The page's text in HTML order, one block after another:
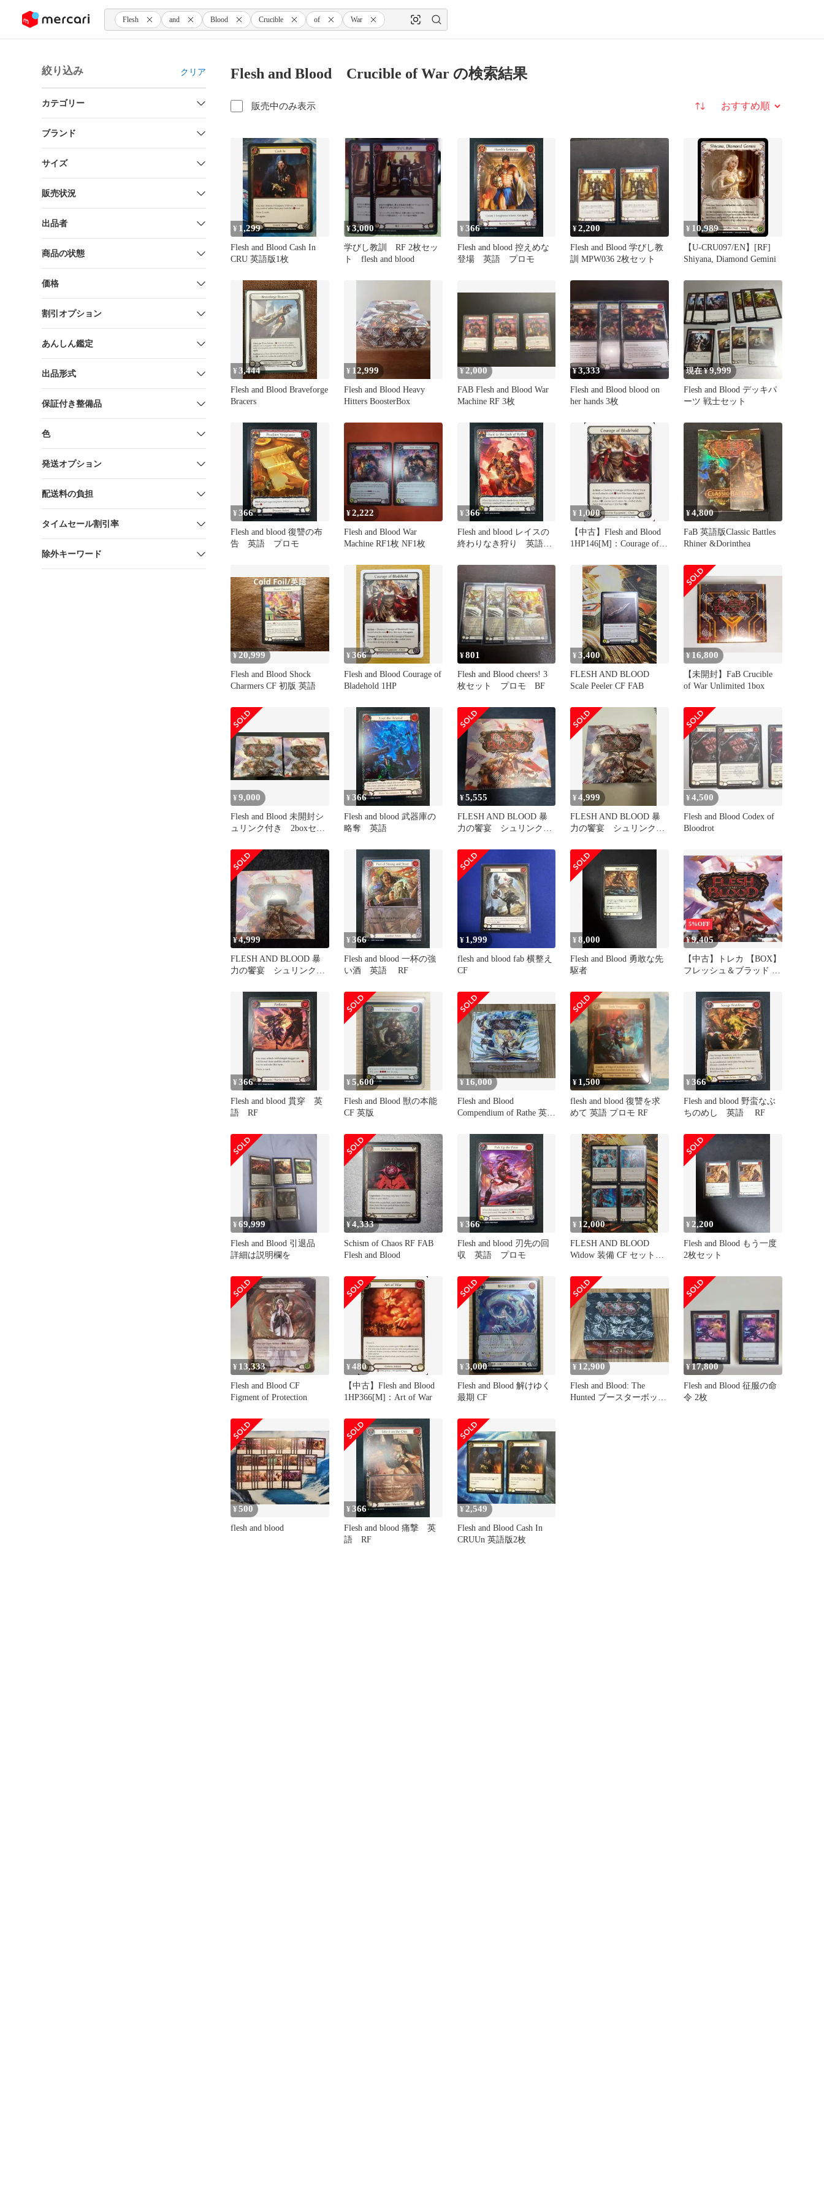
ツにスキップ Flesh and Blood Crucible of War
絞り込み クリア
カテゴリー
ブランド
サイズ
販売状況
出品者
商品の状態
価格
割引オプション
あんしん鑑定
出品形式
保証付き整備品
色
発送オプション
配送料の負担
タイムセール割引率
除外キーワード
Flesh and Blood Crucible of War の検索結果
販売中のみ表示 並び替え
¥ 1,299
Flesh and Blood Cash In
CRU 英語版1枚
¥3,000
学びし教訓 RF 2枚セッ
ト flesh and blood
¥366
Flesh and blood 控えめな
登場 英語 プロモ
¥2,200
Flesh and Blood 学びし教
訓 MPW036 2枚セット
¥ 10,989
【U-CRU097/EN】[RF]
Shiyana, Diamond Gemini
¥3,444
Flesh and Blood Braveforge
Bracers
¥ 12,999
Flesh and Blood Heavy
Hitters BoosterBox
¥ 2,000
FAB Flesh and Blood War
Machine RF 3枚
¥3,333
Flesh and Blood blood on
her hands 3枚
現在 ¥9,999
Flesh and Blood デッキパ
ーツ 戦士セット
¥366
Flesh and blood 復讐の布
告 英語 プロモ
¥2,222
Flesh and Blood War
Machine RF1枚 NF1枚
¥366
Flesh and blood レイスの
終わりなき狩り 英語
¥ 1,000
【中古】Flesh and Blood
1HP146[M]：Courage of
¥4,800
FaB 英語版Classic Battles
Rhiner &Dorinthea
¥ 20,999
Flesh and Blood Shock
Charmers CF 初版 英語
¥366
Flesh and Blood Courage of
Bladehold 1HP
¥801
Flesh and Blood cheers! 3
枚セット プロモ BF
¥3,400
FLESH AND BLOOD
Scale Peeler CF FAB
¥ 16,800
【未開封】FaB Crucible
of War Unlimited 1box
¥9,000
Flesh and Blood 未開封シ
ュリンク付き 2boxセッ
¥366
Flesh and blood 武器庫の
略奪 英語
¥5,555
FLESH AND BLOOD 暴
力の饗宴 シュリンク付
¥4,999
FLESH AND BLOOD 暴
力の饗宴 シュリンク付
¥4,500
Flesh and Blood Codex of
Bloodrot
¥4,999
FLESH AND BLOOD 暴
力の饗宴 シュリンク付
¥366
Flesh and blood 一杯の強
い酒 英語 RF
¥ 1,999
flesh and blood fab 横整え
CF
¥8,000
Flesh and Blood 勇敢な先
駆者
5%OFF
¥9,405
【中古】トレカ 【BOX】
フレッシュ＆ブラッド 日
Hitters)』 ブースターパッ
¥366
Flesh and blood 貫穿 英
語 RF
¥5,600
Flesh and Blood 獣の本能
CF 英版
¥16,000
Flesh and Blood
Compendium of Rathe 英語
¥ 1,500
flesh and blood 復讐を求
めて 英語 プロモ RF
¥366
Flesh and blood 野蛮なぶ
ちのめし 英語 RF
¥69,999
Flesh and Blood 引退品
詳細は説明欄を
¥4,333
Schism of Chaos RF FAB
Flesh and Blood
¥366
Flesh and blood 刃先の回
収 英語 プロモ
¥ 12,000
FLESH AND BLOOD
Widow 装備 CF セット
¥ 2,200
Flesh and Blood もう一度
2枚セット
¥ 13,333
Flesh and Blood CF
Figment of Protection
¥480
【中古】Flesh and Blood
1HP366[M]：Art of War
¥3,000
Flesh and Blood 解けゆく
最期 CF
¥ 12,900
Flesh and Blood: The
Hunted ブースターボック
¥17,800
Flesh and Blood 征服の命
令 2枚
¥500
flesh and blood
¥366
Flesh and blood 痛撃 英
語 RF
¥ 2,549
Flesh and Blood Cash In
CRUUn 英語版2枚